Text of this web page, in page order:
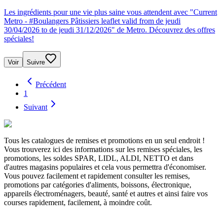
Les ingrédients pour une vie plus saine vous attendent avec "Current
Metro - #Boulangers Pâtissiers leaflet valid from de jeudi
30/04/2026 to de jeudi 31/12/2026" de Metro. Découvrez des offres
spéciales!
Voir Suivre
Précédent
1
Suivant
Tous les catalogues de remises et promotions en un seul endroit !
Vous trouverez ici des informations sur les remises spéciales, les
promotions, les soldes SPAR, LIDL, ALDI, NETTO et dans
d'autres magasins populaires et cela vous permettra d'économiser.
Vous pouvez facilement et rapidement consulter les remises,
promotions par catégories d'aliments, boissons, électronique,
appareils électroménagers, beauté, santé et autres et ainsi faire vos
courses rapidement, facilement, à moindre coût.